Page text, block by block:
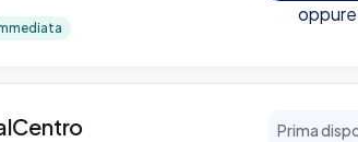
oppure
Prima